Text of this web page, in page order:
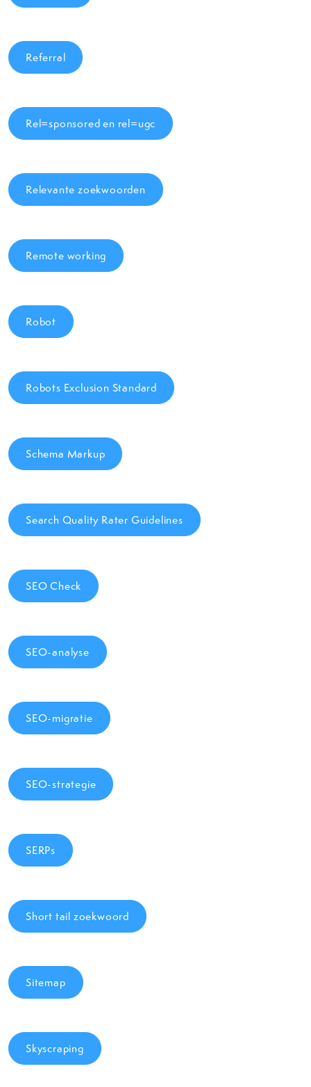
Referral
Rel=sponsored en rel=ugc
Relevante zoekwoorden
Remote working
Robot
Robots Exclusion Standard
Schema Markup
Search Quality Rater Guidelines
SEO Check
SEO-analyse
SEO-migratie
SEO-strategie
SERPs
Short tail zoekwoord
Sitemap
Skyscraping